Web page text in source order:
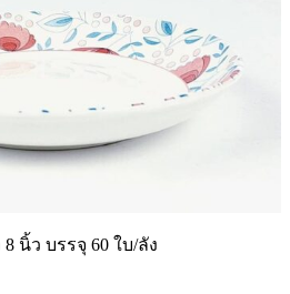
นิ้ว บรรจุ 60 ใบ/ลัง